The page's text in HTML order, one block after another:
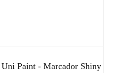
Uni Paint - Marcador Shiny